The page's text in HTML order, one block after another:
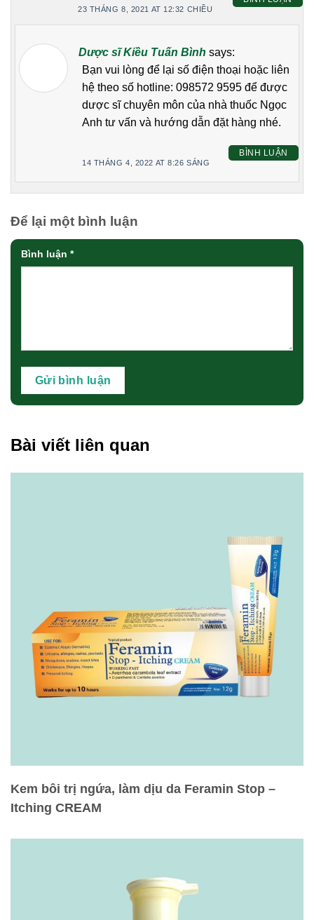
23 THÁNG 8, 2021 AT 12:32 CHIỀU
Dược sĩ Kiều Tuấn Bình says:
Bạn vui lòng để lại số điện thoại hoặc liên
hệ theo số hotline: 098572 9595 để được
dược sĩ chuyên môn của nhà thuốc Ngọc
Anh tư vấn và hướng dẫn đặt hàng nhé.
14 THÁNG 4, 2022 AT 8:26 SÁNG
BÌNH LUẬN
Để lại một bình luận
Bình luận *
Bài viết liên quan
Kem bôi trị ngứa, làm dịu da Feramin Stop –
Itching CREAM